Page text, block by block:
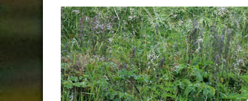
plaisir
de
rouler
ensemble
à
deux-
roues